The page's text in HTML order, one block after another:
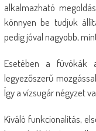
alkalmazható
könnyen be tudjuk
pedig jóval nagyobb,
Esetében a fúvókák
legyezőszerű
Így a vízsugár négyzet
Kiváló funkcionalitás,